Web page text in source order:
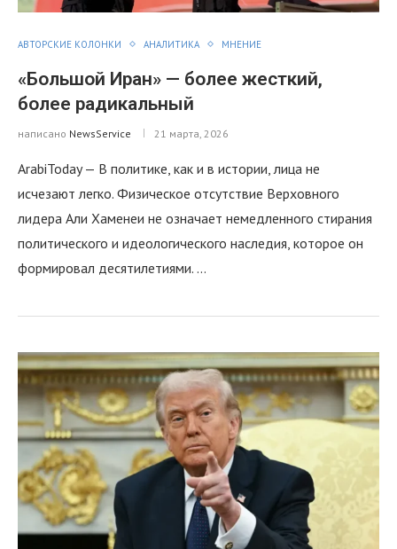
АВТОРСКИЕ КОЛОНКИ АНАЛИТИКА МНЕНИЕ
«Большой Иран» — более жесткий,
более радикальный
написано NewsService 21 марта, 2026
ArabiToday — В политике, как и в истории, лица не
исчезают легко. Физическое отсутствие Верховного
лидера Али Хаменеи не означает немедленного стирания
политического и идеологического наследия, которое он
формировал десятилетиями. …